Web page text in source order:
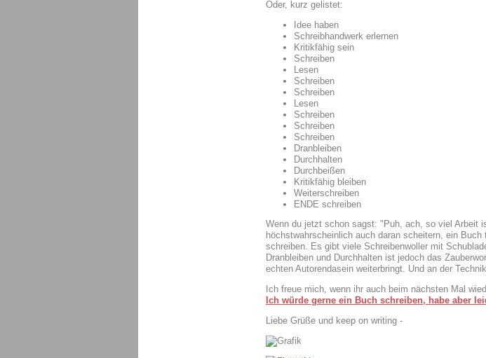
Oder, kurz gelistet:
Idee haben
Schreibhandwerk erlernen
Kritikfähig sein
Schreiben
Lesen
Schreiben
Schreiben
Lesen
Schreiben
Schreiben
Schreiben
Dranbleiben
Durchhalten
Durchbeißen
Kritikfähig bleiben
Weiterschreiben
ENDE schreiben
Wenn du jetzt schon sagst: "Puh, ach, so viel Arbeit
höchstwahrscheinlich auch daran scheitern, ein
schreiben. Es gibt viele Schreibenwoller mit
Dranbleiben und Durchhalten ist jedoch das
echten Autorendasein weiterbringt. Und an der
Ich freue mich, wenn ihr auch beim nächsten Mal
Ich würde gerne ein Buch schreiben, habe aber
Liebe Grüße und keep on writing -